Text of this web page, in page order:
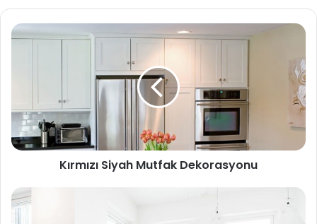
sit
esi
Kırmızı Siyah Mutfak Dekorasyonu